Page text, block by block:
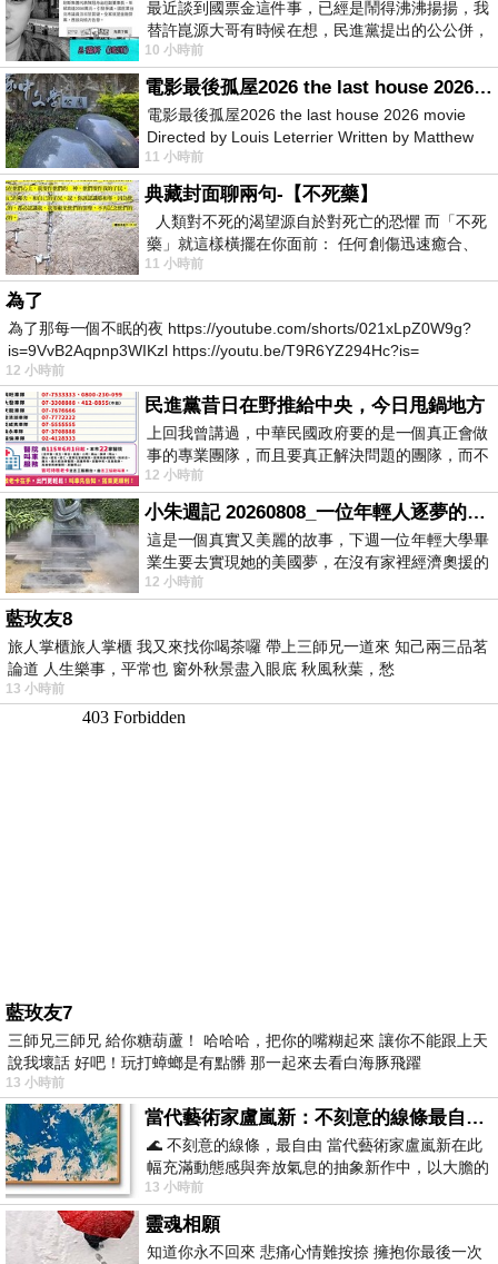
最近談到國票金這件事，已經是鬧得沸沸揚揚，我
替許崑源大哥有時候在想，民進黨提出的公公併，
其實就是想要國庫通黨庫，鬧出最大的醜
10 小時前
電影最後孤屋2026 the last house 2026 movie
電影最後孤屋2026 the last house 2026 movie
Directed by Louis Leterrier Written by Matthew
Robinson Starring Greta Lee Wa
11 小時前
典藏封面聊兩句-【不死藥】
人類對不死的渴望源自於對死亡的恐懼 而「不死
藥」就這樣橫擺在你面前： 任何創傷迅速癒合、
停止衰老、痛覺消失…堪
11 小時前
為了
為了那每一個不眠的夜 https://youtube.com/shorts/021xLpZ0W9g?
is=9VvB2Aqpnp3WIKzl https://youtu.be/T9R6YZ294Hc?is=
12 小時前
民進黨昔日在野推給中央，今日甩鍋地方
上回我曾講過，中華民國政府要的是一個真正會做
事的專業團隊，而且要真正解決問題的團隊，而不
是只會到處甩鍋的雙標團隊，最近民進黨
12 小時前
小朱週記 20260808_一位年輕人逐夢的真實故事
這是一個真實又美麗的故事，下週一位年輕大學畢
業生要去實現她的美國夢，在沒有家裡經濟奧援的
情況下，靠著自我努力工作累積出國基
12 小時前
藍玫友8
旅人掌櫃旅人掌櫃 我又來找你喝茶囉 帶上三師兄一道來 知己兩三品茗
論道 人生樂事，平常也 窗外秋景盡入眼底 秋風秋葉，愁
13 小時前
藍玫友7
三師兄三師兄 給你糖葫蘆！ 哈哈哈，把你的嘴糊起來 讓你不能跟上天
說我壞話 好吧！玩打蟑螂是有點髒 那一起來去看白海豚飛躍
13 小時前
當代藝術家盧嵐新：不刻意的線條最自由，讓色彩流動、筆觸自己說話
🌊 不刻意的線條，最自由 當代藝術家盧嵐新在此
幅充滿動態感與奔放氣息的抽象新作中，以大膽的
藍色顏料在白色畫布上揮灑、壓印與流淌
13 小時前
靈魂相願
知道你永不回來 悲痛心情難按捺 擁抱你最後一次